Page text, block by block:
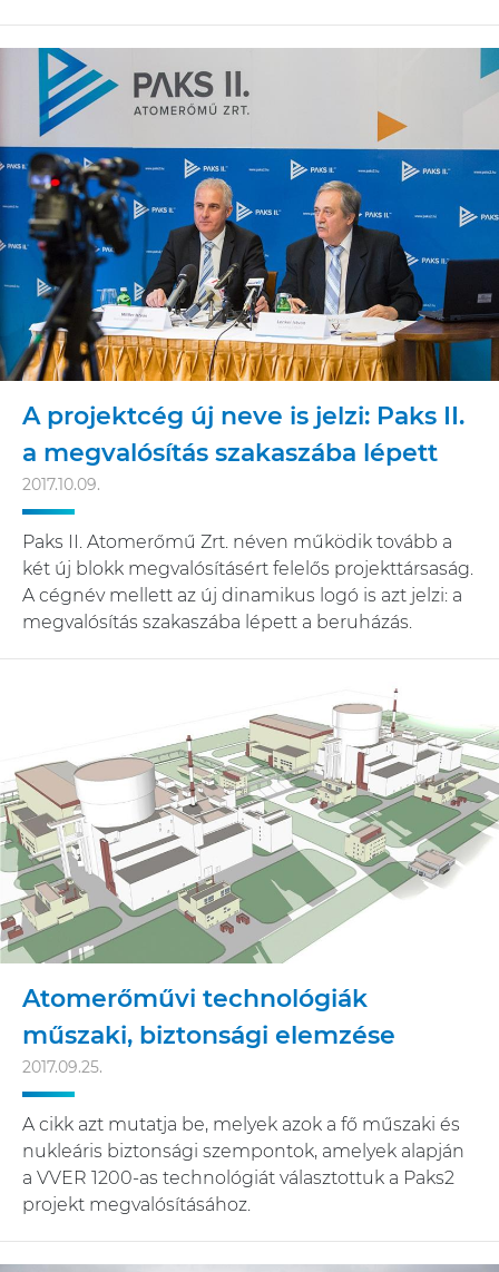
A projektcég új neve is jelzi: Paks II.
a megvalósítás szakaszába lépett
2017.10.09.
Paks II. Atomerőmű Zrt. néven működik tovább a
két új blokk megvalósításért felelős projekttársaság.
A cégnév mellett az új dinamikus logó is azt jelzi: a
megvalósítás szakaszába lépett a beruházás.
Atomerőművi technológiák
műszaki, biztonsági elemzése
2017.09.25.
A cikk azt mutatja be, melyek azok a fő műszaki és
nukleáris biztonsági szempontok, amelyek alapján
a VVER 1200-as technológiát választottuk a Paks2
projekt megvalósításához.